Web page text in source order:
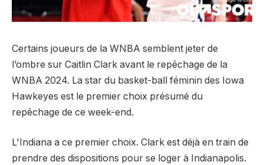
Certains joueurs de la WNBA semblent jeter de
l’ombre sur Caitlin Clark avant le repêchage de la
WNBA 2024. La star du basket-ball féminin des Iowa
Hawkeyes est le premier choix présumé du
repêchage de ce week-end.
L'Indiana a ce premier choix. Clark est déjà en train de
prendre des dispositions pour se loger à Indianapolis.